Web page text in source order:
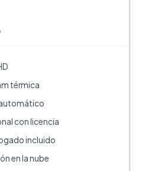
térmica
con licencia
incluido
en la nube